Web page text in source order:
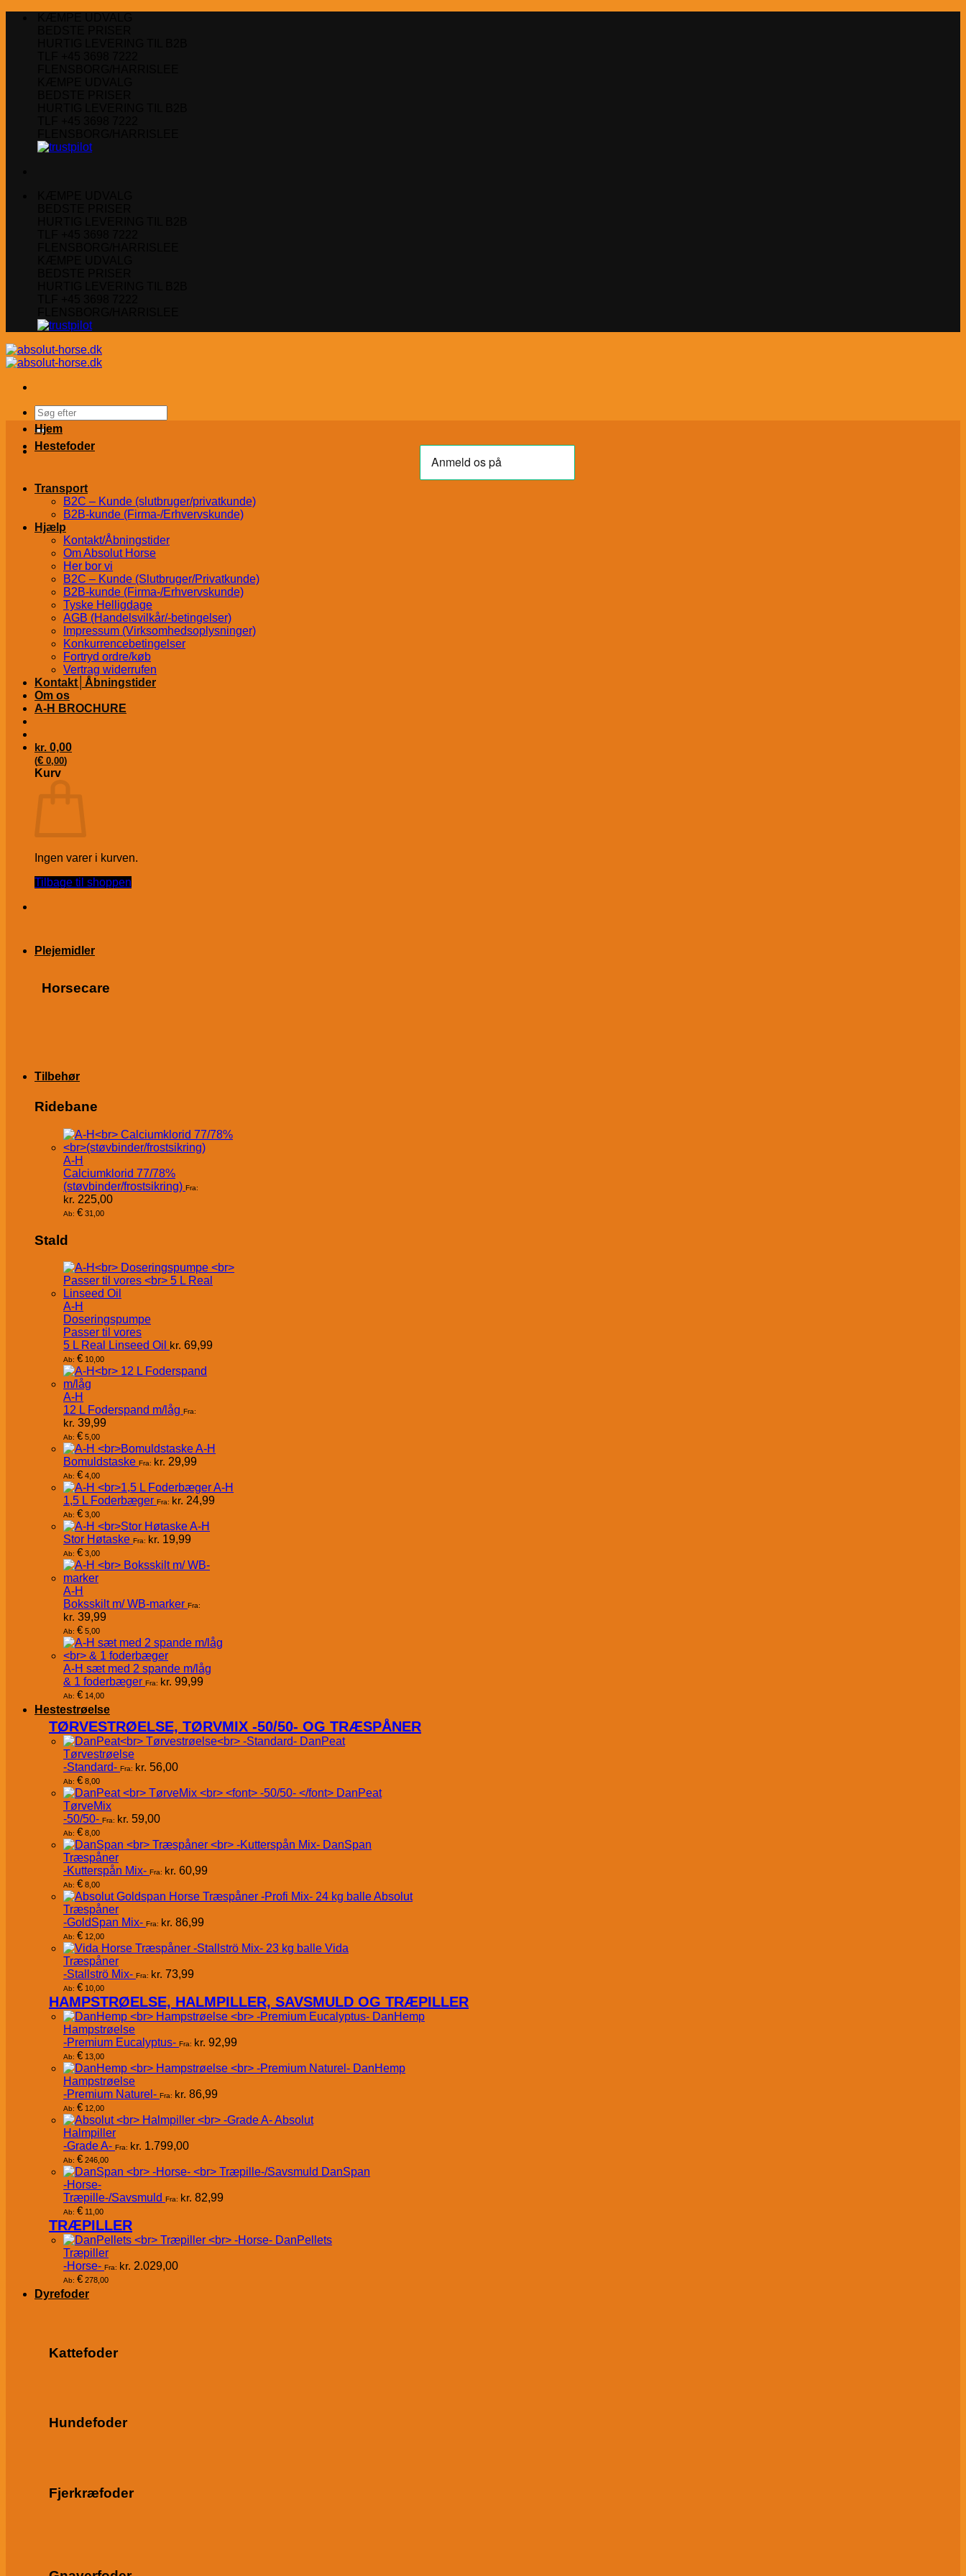
Søg
efter:
Transport
B2C – Kunde (slutbruger/privatkunde)
B2B-kunde (Firma-/Erhvervskunde)
Hjælp
Kontakt/Åbningstider
Om Absolut Horse
Her bor vi
B2C – Kunde (Slutbruger/Privatkunde)
B2B-kunde (Firma-/Erhvervskunde)
Tyske Helligdage
AGB (Handelsvilkår/-betingelser)
Impressum (Virksomhedsoplysninger)
Konkurrencebetingelser
Fortryd ordre/køb
Vertrag widerrufen
Kontakt│Åbningstider
Om os
A-H BROCHURE
kr. 0,00
(€ 0,00)
Kurv
Ingen varer i kurven.
Tilbage til shoppen
Hjem
Hestefoder
Plejemidler
Horsecare
Tilbehør
Ridebane
A-H
Calciumklorid 77/78%
(støvbinder/frostsikring) Fra:
kr. 225,00
Ab: € 31,00
Stald
A-H
Doseringspumpe
Passer til vores
5 L Real Linseed Oil kr. 69,99
Ab: € 10,00
A-H
12 L Foderspand m/låg Fra:
kr. 39,99
Ab: € 5,00
A-H
Bomuldstaske Fra: kr. 29,99
Ab: € 4,00
A-H
1,5 L Foderbæger Fra: kr. 24,99
Ab: € 3,00
A-H
Stor Høtaske Fra: kr. 19,99
Ab: € 3,00
A-H
Boksskilt m/ WB-marker Fra:
kr. 39,99
Ab: € 5,00
A-H sæt med 2 spande m/låg
& 1 foderbæger Fra: kr. 99,99
Ab: € 14,00
Hestestrøelse
TØRVESTRØELSE, TØRVMIX -50/50- OG TRÆSPÅNER
DanPeat
Tørvestrøelse
-Standard- Fra: kr. 56,00
Ab: € 8,00
DanPeat
TørveMix
-50/50- Fra: kr. 59,00
Ab: € 8,00
DanSpan
Træspåner
-Kutterspån Mix- Fra: kr. 60,99
Ab: € 8,00
Absolut
Træspåner
-GoldSpan Mix- Fra: kr. 86,99
Ab: € 12,00
Vida
Træspåner
-Stallströ Mix- Fra: kr. 73,99
Ab: € 10,00
HAMPSTRØELSE, HALMPILLER, SAVSMULD OG TRÆPILLER
DanHemp
Hampstrøelse
-Premium Eucalyptus- Fra: kr. 92,99
Ab: € 13,00
DanHemp
Hampstrøelse
-Premium Naturel- Fra: kr. 86,99
Ab: € 12,00
Absolut
Halmpiller
-Grade A- Fra: kr. 1.799,00
Ab: € 246,00
DanSpan
-Horse-
Træpille-/Savsmuld Fra: kr. 82,99
Ab: € 11,00
TRÆPILLER
DanPellets
Træpiller
-Horse- Fra: kr. 2.029,00
Ab: € 278,00
Dyrefoder
Kattefoder
Hundefoder
Fjerkræfoder